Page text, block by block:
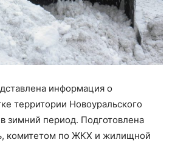
информация о
территории Новоуральского
зимний период. Подготовлена
комитетом по ЖКХ и жилищной